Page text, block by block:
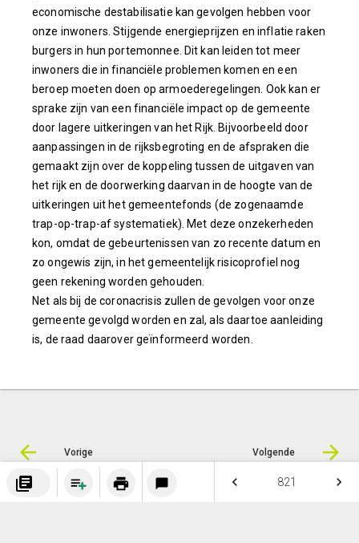
economische destabilisatie kan gevolgen hebben voor
onze inwoners. Stijgende energieprijzen en inflatie raken
burgers in hun portemonnee. Dit kan leiden tot meer
inwoners die in financiële problemen komen en een
beroep moeten doen op armoederegelingen. Ook kan er
sprake zijn van een financiële impact op de gemeente
door lagere uitkeringen van het Rijk. Bijvoorbeeld door
aanpassingen in de rijksbegroting en de afspraken die
gemaakt zijn over de koppeling tussen de uitgaven van
het rijk en de doorwerking daarvan in de hoogte van de
uitkeringen uit het gemeentefonds (de zogenaamde
trap-op-trap-af systematiek). Met deze onzekerheden
kon, omdat de gebeurtenissen van zo recente datum en
zo ongewis zijn, in het gemeentelijk risicoprofiel nog
geen rekening worden gehouden.
Net als bij de coronacrisis zullen de gevolgen voor onze
gemeente gevolgd worden en zal, als daartoe aanleiding
is, de raad daarover geïnformeerd worden.
Vorige Volgende
© Inergy
library_books print chat_bubble keyboard_arrow_left 821 keyboard_arrow_right